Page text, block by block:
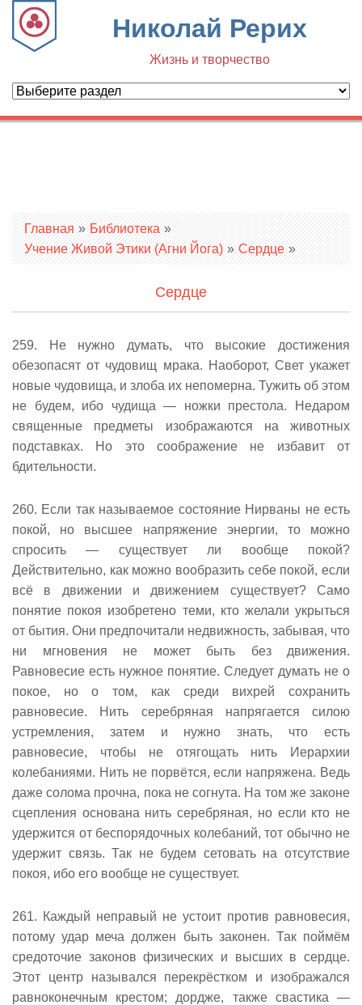
Николай Рерих
Жизнь и творчество
Вы здесь
Главная » Библиотека »
Учение Живой Этики (Агни Йога) » Сердце »
Сердце
259. Не нужно думать, что высокие достижения
обезопасят от чудовищ мрака. Наоборот, Свет укажет
новые чудовища, и злоба их непомерна. Тужить об этом
не будем, ибо чудища — ножки престола. Недаром
священные предметы изображаются на животных
подставках. Но это соображение не избавит от
бдительности.
260. Если так называемое состояние Нирваны не есть
покой, но высшее напряжение энергии, то можно
спросить — существует ли вообще покой?
Действительно, как можно вообразить себе покой, если
всё в движении и движением существует? Само
понятие покоя изобретено теми, кто желали укрыться
от бытия. Они предпочитали недвижность, забывая, что
ни мгновения не может быть без движения.
Равновесие есть нужное понятие. Следует думать не о
покое, но о том, как среди вихрей сохранить
равновесие. Нить серебряная напрягается силою
устремления, затем и нужно знать, что есть
равновесие, чтобы не отягощать нить Иерархии
колебаниями. Нить не порвётся, если напряжена. Ведь
даже солома прочна, пока не согнута. На том же законе
сцепления основана нить серебряная, но если кто не
удержится от беспорядочных колебаний, тот обычно не
удержит связь. Так не будем сетовать на отсутствие
покоя, ибо его вообще не существует.
261. Каждый неправый не устоит против равновесия,
потому удар меча должен быть законен. Так поймём
средоточие законов физических и высших в сердце.
Этот центр назывался перекрёстком и изображался
равноконечным крестом; дордже, также свастика —